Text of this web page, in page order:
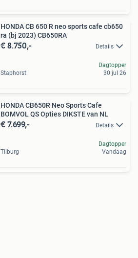
HONDA CB 650 R neo sports cafe cb650
ra (bj 2023) CB650RA
€ 8.750,- Details
Staphorst
Dagtopper
30 jul 26
HONDA CB650R Neo Sports Cafe
BOMVOL QS Opties DIKSTE van NL
€ 7.699,- Details
Tilburg
Dagtopper
Vandaag